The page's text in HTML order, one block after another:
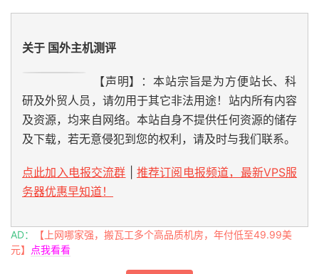
关于 国外主机测评
【声明】：本站宗旨是为方便站长、科
研及外贸人员，请勿用于其它非法用途！站内所有内容
及资源，均来自网络。本站自身不提供任何资源的储存
及下载，若无意侵犯到您的权利，请及时与我们联系。
点此加入电报交流群
推荐订阅电报频道，最新VPS服
务器优惠早知道！
AD：
【上网哪家强，搬瓦工多个高品质机房，年付低至49.99美
元】
点我看看